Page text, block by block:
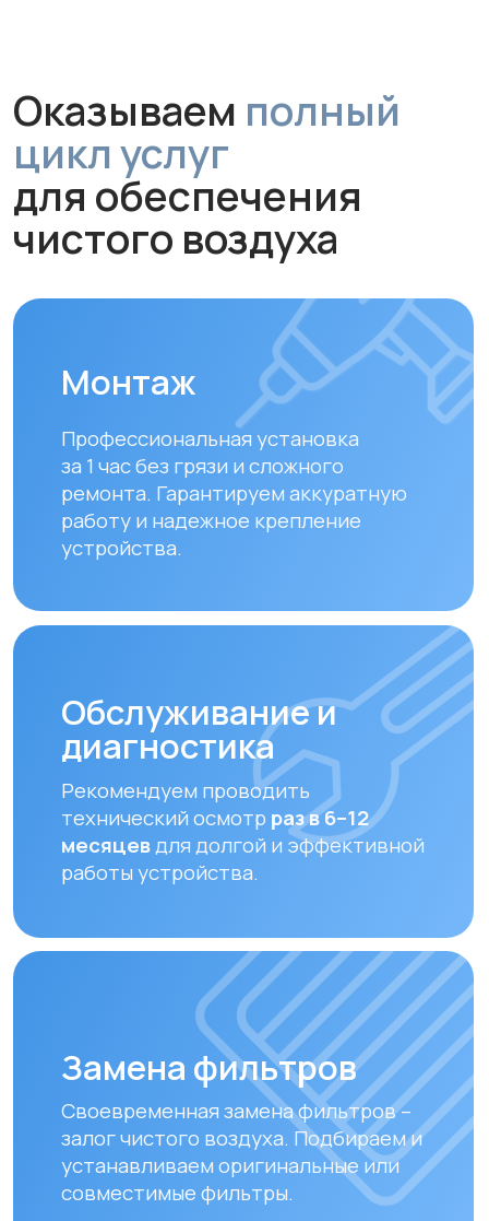
Рекомендуем проводить
раз в 6–12
месяцевдля долгой и эффективной
работы устройства.
устанавливаем оригинальные или
совместимые фильтры.
Замена фильтров
Профессиональная установка
за 1 час без грязи и сложного
ремонта. Гарантируем аккуратную
работу и надежное крепление
устройства.
Оплата и доставка
Оплата
Доставка осуществляется после
полной предоплаты заказа.
Мы предлагаем удобные способы оплаты
и быструю доставку для наших клиентов
в Алматы и по всему Казахстану